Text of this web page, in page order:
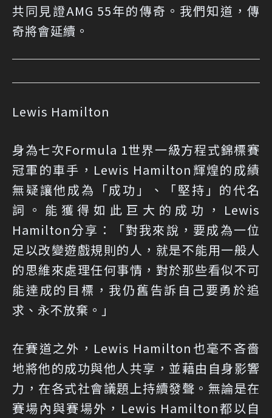
共同見證AMG 55年的傳奇。我們知道，傳
奇將會延續。
Lewis Hamilton
身為七次Formula 1世界一級方程式錦標賽
冠軍的車手，Lewis Hamilton輝煌的成績
無疑讓他成為「成功」、「堅持」的代名
詞。能獲得如此巨大的成功，Lewis
Hamilton分享：「對我來說，要成為一位
足以改變遊戲規則的人，就是不能用一般人
的思維來處理任何事情，對於那些看似不可
能達成的目標，我仍舊告訴自己要勇於追
求、永不放棄。」
在賽道之外，Lewis Hamilton也毫不吝嗇
地將他的成功與他人共享，並藉由自身影響
力，在各式社會議題上持續發聲。無論是在
賽場內與賽場外，Lewis Hamilton都以自